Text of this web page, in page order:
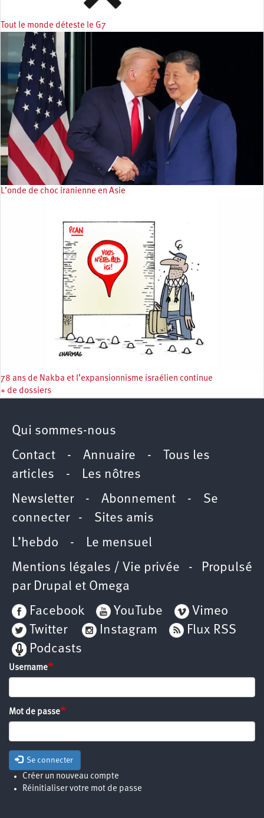
Tout le monde déteste le G7
L’onde de choc iranienne en Asie
78 ans de Nakba et l’expansionnisme israélien continue
+ de dossiers
Qui sommes-nous
Contact - Annuaire -
Tous les
articles - Les nôtres
Newsletter- Abonnement - Se
connecter- Sites amis
L’hebdo - Le mensuel
Mentions légales / Vie privée - Propulsé
par Drupal et Omega
Facebook
YouTube
Vimeo
Twitter
Instagram
Flux RSS
Podcasts
Username
Mot de passe
Se connecter
Créer un nouveau compte
Réinitialiser votre mot de passe